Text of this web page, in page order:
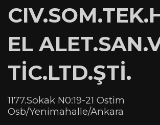
EL
TİC.LTD.ŞTİ.
1177.Sokak N0:19-21 Ostim
Osb/Yenimahalle/Ankara